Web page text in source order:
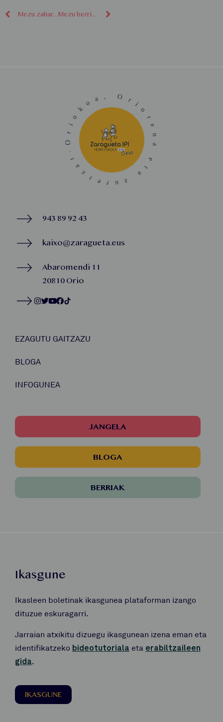
Mezu zaharragoak Mezu berriagoak
943 89 92 43
kaixo@zaragueta.eus
Abaromendi 11
20810 Orio
EZAGUTU GAITZAZU
BLOGA
INFOGUNEA
JANGELA
BLOGA
BERRIAK
Ikasgune
Ikasleen boletinak ikasgunea plataforman izango
dituzue eskuragarri.
Jarraian atxikitu dizuegu ikasgunean izena eman eta
identifikatzeko bideotutoriala eta erabiltzaileen
gida.
IKASGUNE